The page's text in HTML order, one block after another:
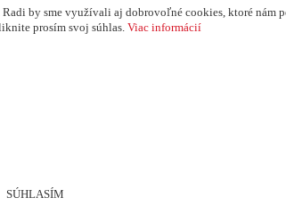
by sme využívali aj dobrovoľné cookies, ktoré
prosím svoj súhlas. Viac informácií
SÚHLASÍM